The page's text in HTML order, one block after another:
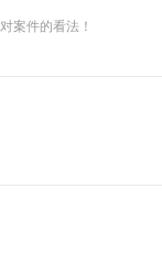
案件的看法！